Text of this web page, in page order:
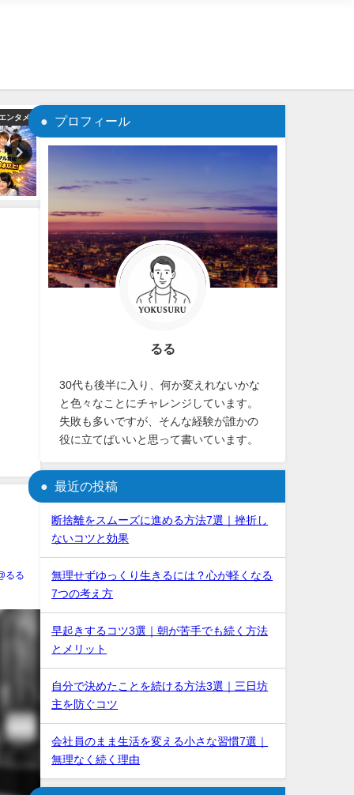
ンタメ
るる
プロフィール
るる
30代も後半に入り、何か変えれないかな
と色々なことにチャレンジしています。
失敗も多いですが、そんな経験が誰かの
役に立てばいいと思って書いています。
最近の投稿
断捨離をスムーズに進める方法7選｜挫折し
ないコツと効果
無理せずゆっくり生きるには？心が軽くなる
7つの考え方
早起きするコツ3選｜朝が苦手でも続く方法
とメリット
自分で決めたことを続ける方法3選｜三日坊
主を防ぐコツ
会社員のまま生活を変える小さな習慣7選｜
無理なく続く理由